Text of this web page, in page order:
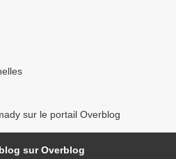
sur le portail Overblog
sur Overblog